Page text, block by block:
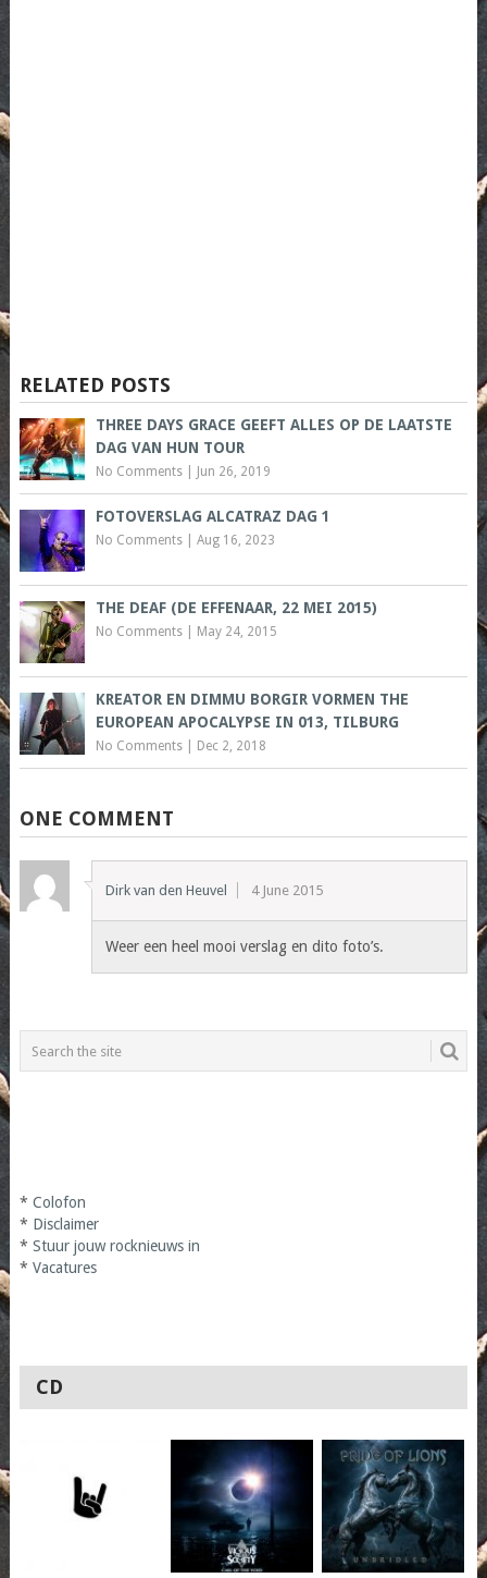
RELATED POSTS
THREE DAYS GRACE GEEFT ALLES OP DE LAATSTE
DAG VAN HUN TOUR
No Comments| Jun 26, 2019
FOTOVERSLAG ALCATRAZ DAG 1
No Comments| Aug 16, 2023
THE DEAF (DE EFFENAAR, 22 MEI 2015)
No Comments| May 24, 2015
KREATOR EN DIMMU BORGIR VORMEN THE
EUROPEAN APOCALYPSE IN 013, TILBURG
No Comments| Dec 2, 2018
ONE COMMENT
Dirk van den Heuvel 4 June 2015
Weer een heel mooi verslag en dito foto’s.
* Colofon
* Disclaimer
* Stuur jouw rocknieuws in
* Vacatures
CD